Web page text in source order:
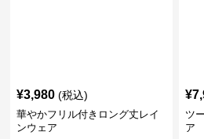
¥3,980 (税込)
華やかフリル付きロング丈レイ
ンウェア
¥
ツ
ア